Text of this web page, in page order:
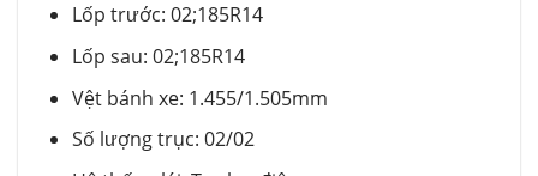
Lốp trước: 02;185R14
Lốp sau: 02;185R14
Vệt bánh xe: 1.455/1.505mm
Số lượng trục: 02/02